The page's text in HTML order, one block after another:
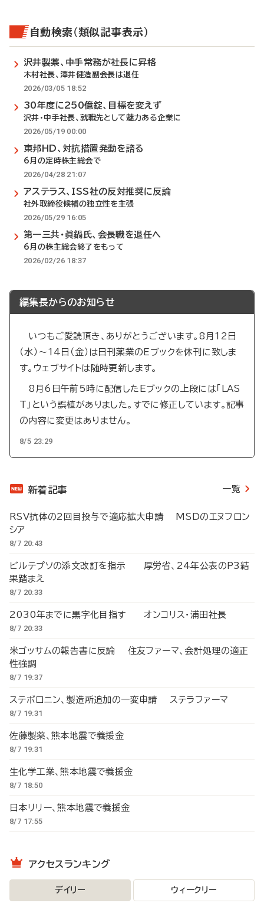
自動検索（類似記事表示）
沢井製薬、中手常務が社長に昇格
木村社長、澤井健造副会長は退任
2026/03/05 18:52
30年度に250億錠、目標を変えず
沢井・中手社長、就職先として魅力ある企業に
2026/05/19 00:00
東邦HD、対抗措置発動を諮る
6月の定時株主総会で
2026/04/28 21:07
アステラス、ISS社の反対推奨に反論
社外取締役候補の独立性を主張
2026/05/29 16:05
第一三共・眞鍋氏、会長職を退任へ
6月の株主総会終了をもって
2026/02/26 18:37
編集長からのお知らせ
いつもご愛読頂き、ありがとうございます。8月12日
（水）～14日（金）は日刊薬業のEブックを休刊に致しま
す。ウェブサイトは随時更新します。
8月6日午前5時に配信したEブックの上段には「LAS
T」という誤植がありました。すでに修正しています。記事
の内容に変更はありません。
8/5 23:29
新着記事 一覧
RSV抗体の2回目投与で適応拡大申請 MSDのエヌフロン
シア
8/7 20:43
ビルテプソの添文改訂を指示 厚労省、24年公表のP3結
果踏まえ
8/7 20:33
2030年までに黒字化目指す オンコリス・浦田社長
8/7 20:33
米ゴッサムの報告書に反論 住友ファーマ、会計処理の適正
性強調
8/7 19:37
ステボロニン、製造所追加の一変申請 ステラファーマ
8/7 19:31
佐藤製薬、熊本地震で義援金
8/7 19:31
生化学工業、熊本地震で義援金
8/7 18:50
日本リリー、熊本地震で義援金
8/7 17:55
アクセスランキング
デイリー ウィークリー